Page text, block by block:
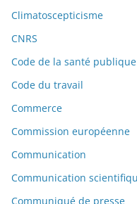
Climatoscepticisme
CNRS
Code de la santé publique
Code du travail
Commerce
Commission européenne
Communication
Communication
Communiqué de presse